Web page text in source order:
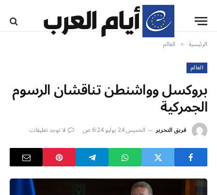
الرئيسية » العالم
العالم
بروكسل وواشنطن تناقشان الرسوم
الجمركية
فريق التحرير الخميس 24 يوليو 6:24 ص لا توجد تعليقات